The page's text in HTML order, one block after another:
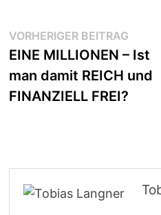
VORHERIGER BEITRAG
EINE MILLIONEN – Ist
man damit REICH und
FINANZIELL FREI?